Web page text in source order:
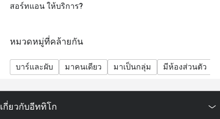
สอร์ทแอน ให้บริการ?
หมวดหมู่ที่คล้ายกัน
บาร์และผับ มาคนเดียว มาเป็นกลุ่ม มีห้องส่วนตัว
เกี่ยวกับอีททิโก